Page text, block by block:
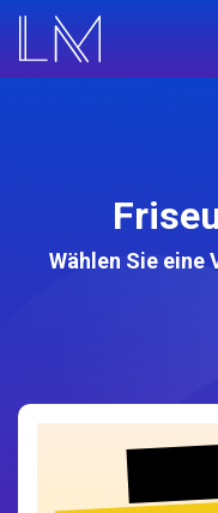
Wählen Sie eine